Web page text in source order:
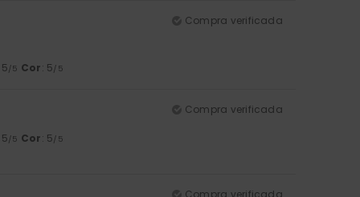
Compra verificada
/5 Cor: 5/5
Compra verificada
/5 Cor: 5/5